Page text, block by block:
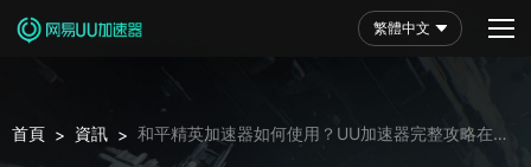
繁體中文
首頁 > 資訊 > 和平精英加速器如何使用？UU加速器完整攻略在
此！